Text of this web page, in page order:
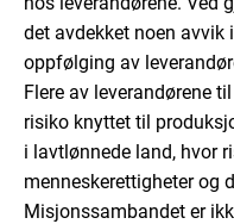
det avdekket noen avvik
oppfølging av
Flere av leverandørene
risiko knyttet til
i lavtlønnede land, hvor
menneskerettigheter og
Misjonssambandet er